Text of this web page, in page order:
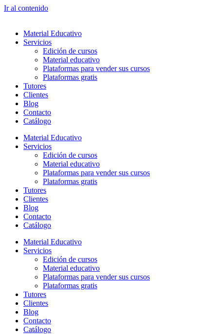
Ir al contenido
Material Educativo
Servicios
Edición de cursos
Material educativo
Plataformas para vender sus cursos
Plataformas gratis
Tutores
Clientes
Blog
Contacto
Catálogo
Material Educativo
Servicios
Edición de cursos
Material educativo
Plataformas para vender sus cursos
Plataformas gratis
Tutores
Clientes
Blog
Contacto
Catálogo
Material Educativo
Servicios
Edición de cursos
Material educativo
Plataformas para vender sus cursos
Plataformas gratis
Tutores
Clientes
Blog
Contacto
Catálogo